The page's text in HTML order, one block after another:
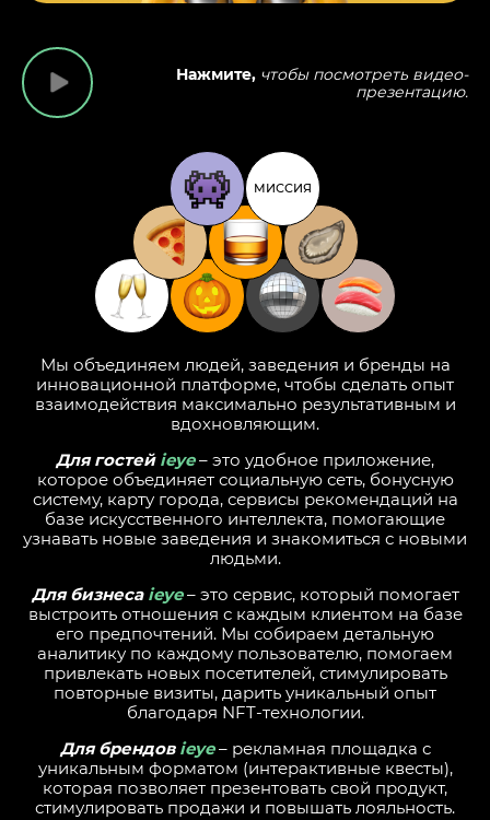
Нажмите, чтобы посмотреть видео-
презентацию.
МИССИЯ
Мы объединяем людей, заведения и бренды на
инновационной платформе, чтобы сделать опыт
взаимодействия максимально результативным и
вдохновляющим.
Для гостей ieye– это удобное приложение,
которое объединяет социальную сеть, бонусную
систему, карту города, сервисы рекомендаций на
базе искусственного интеллекта, помогающие
узнавать новые заведения и знакомиться с новыми
людьми.
Для бизнеса ieye– это сервис, который помогает
выстроить отношения с каждым клиентом на базе
его предпочтений. Мы собираем детальную
аналитику по каждому пользователю, помогаем
привлекать новых посетителей, стимулировать
повторные визиты, дарить уникальный опыт
благодаря NFT-технологии.
Для брендов ieye– рекламная площадка с
уникальным форматом (интерактивные квесты),
которая позволяет презентовать свой продукт,
стимулировать продажи и повышать лояльность.